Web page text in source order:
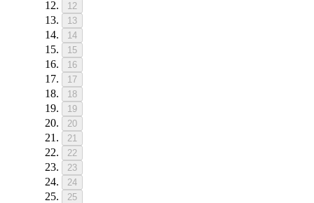
12
13
14
15
16
17
18
19
20
21
22
23
24
25